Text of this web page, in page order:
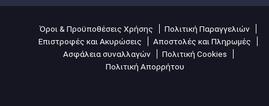
Όροι & Προϋποθέσεις Χρήσης
Πολιτική Παραγγελιών
Επιστροφές και Ακυρώσεις
Αποστολές και Πληρωμές
Ασφάλεια συναλλαγών
Πολιτική Cookies
Πολιτική Απορρήτου